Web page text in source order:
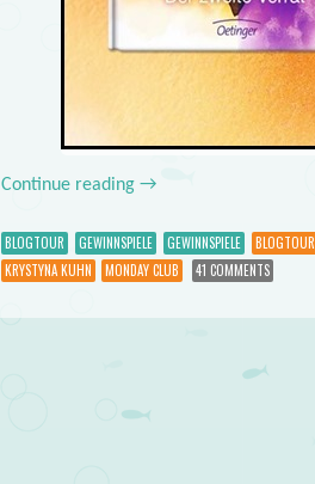
Continue reading →
BLOGTOUR GEWINNSPIELE GEWINNSPIELE BLOGTOUR
KRYSTYNA KUHN
MONDAY CLUB 41 COMMENTS
Post navigation